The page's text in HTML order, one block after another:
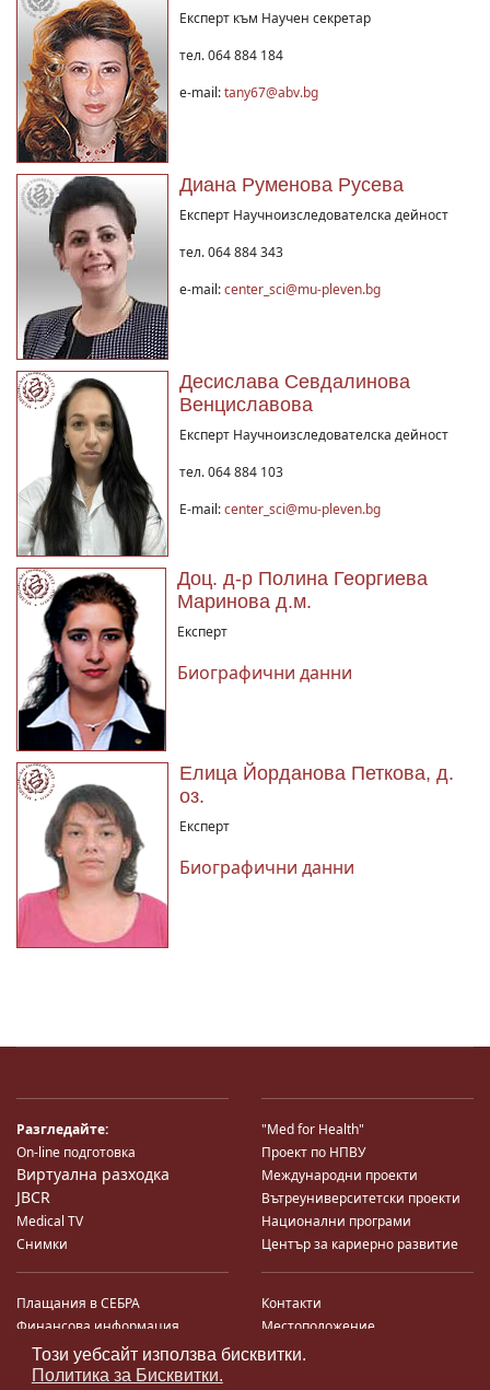
Този уебсайт използва бисквитки.
Политика за Бисквитки.
Експерт към Научен секретар
тел. 064 884 184
e-mail:tany67@abv.bg
Диана Руменова Русева
Експерт Научноизследователска дейност
тел. 064 884 343
e-mail:center_sci@mu-pleven.bg
Десислава Севдалинова
Венциславова
Експерт Научноизследователска дейност
тел. 064 884 103
E-mail:center_sci@mu-pleven.bg
Доц. д-р Полина Георгиева
Маринова д.м.
Експерт
Биографични данни
Елица Йорданова Петкова, д.
оз.
Експерт
Биографични данни
Разгледайте:
On-line подготовка
Виртуална разходка
JBCR
Medical TV
Снимки
"Med for Health"
Проект по НПВУ
Международни проекти
Вътреуниверситетски проекти
Национални програми
Център за кариерно развитие
Плащания в СЕБРА
Финансова информация
Система за финансово упр-е и
контрол
Контакти
Местоположение
Карта на сайта